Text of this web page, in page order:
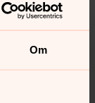
Om